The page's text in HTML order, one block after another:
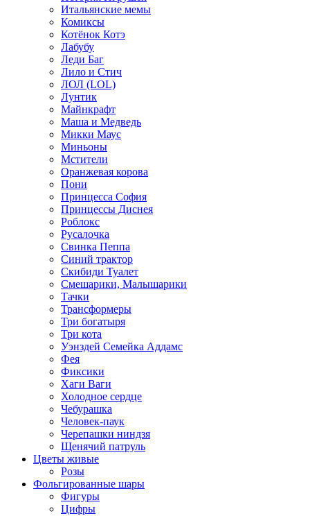
Итальянские мемы
Комиксы
Котёнок Котэ
Лабубу
Леди Баг
Лило и Стич
ЛОЛ (LOL)
Лунтик
Майнкрафт
Маша и Медведь
Микки Маус
Миньоны
Мстители
Оранжевая корова
Пони
Принцесса София
Принцессы Диснея
Роблокс
Русалочка
Свинка Пеппа
Синий трактор
Скибиди Туалет
Смешарики, Малышарики
Тачки
Трансформеры
Три богатыря
Три кота
Уэнздей Семейка Аддамс
Фея
Фиксики
Хаги Ваги
Холодное сердце
Чебурашка
Человек-паук
Черепашки ниндзя
Щенячий патруль
Цветы живые
Розы
Фольгированные шары
Фигуры
Цифры